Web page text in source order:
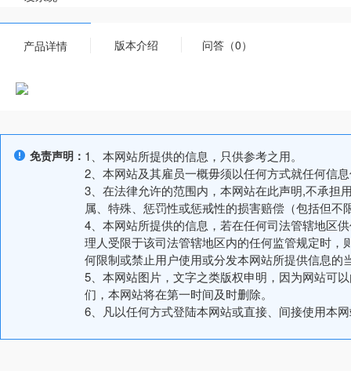
产品详情 版本介绍 问答（0）
免责声明： 1、本网站所提供的信息，只供参考之用。
2、本网站及其雇员一概毋须以任何方式就任何信
3、在法律允许的范围内，本网站在此声明,不承担
属、特殊、惩罚性或惩戒性的损害赔偿（包括但
4、本网站所提供的信息，若在任何司法管辖地区
理人受限于该司法管辖地区内的任何监管规定时
何限制或禁止用户使用或分发本网站所提供信息的
5、本网站图片，文字之类版权申明，因为网站可
们，本网站将在第一时间及时删除。
6、凡以任何方式登陆本网站或直接、间接使用本